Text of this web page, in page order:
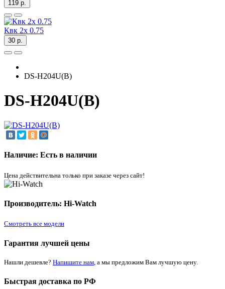
119 р.
Квк 2х 0.75
30 р.
DS-H204U(B)
DS-H204U(B)
Наличие: Есть в наличии
Цена действительна только при заказе через сайт!
Производитель: Hi-Watch
Смотреть все модели
Гарантия лучшей цены
Нашли дешевле? Напишите нам , а мы предложим Вам лучшую цену.
Быстрая доставка по РФ